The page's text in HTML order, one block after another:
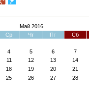
Май 2016
Ср Чт Пт Сб
4 5 6 7
11 12 13 14
18 19 20 21
25 26 27 28